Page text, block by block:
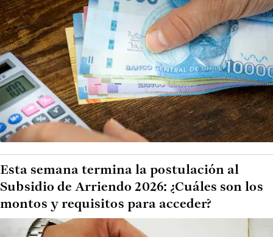
Esta semana termina la postulación al
Subsidio de Arriendo 2026: ¿Cuáles son los
montos y requisitos para acceder?